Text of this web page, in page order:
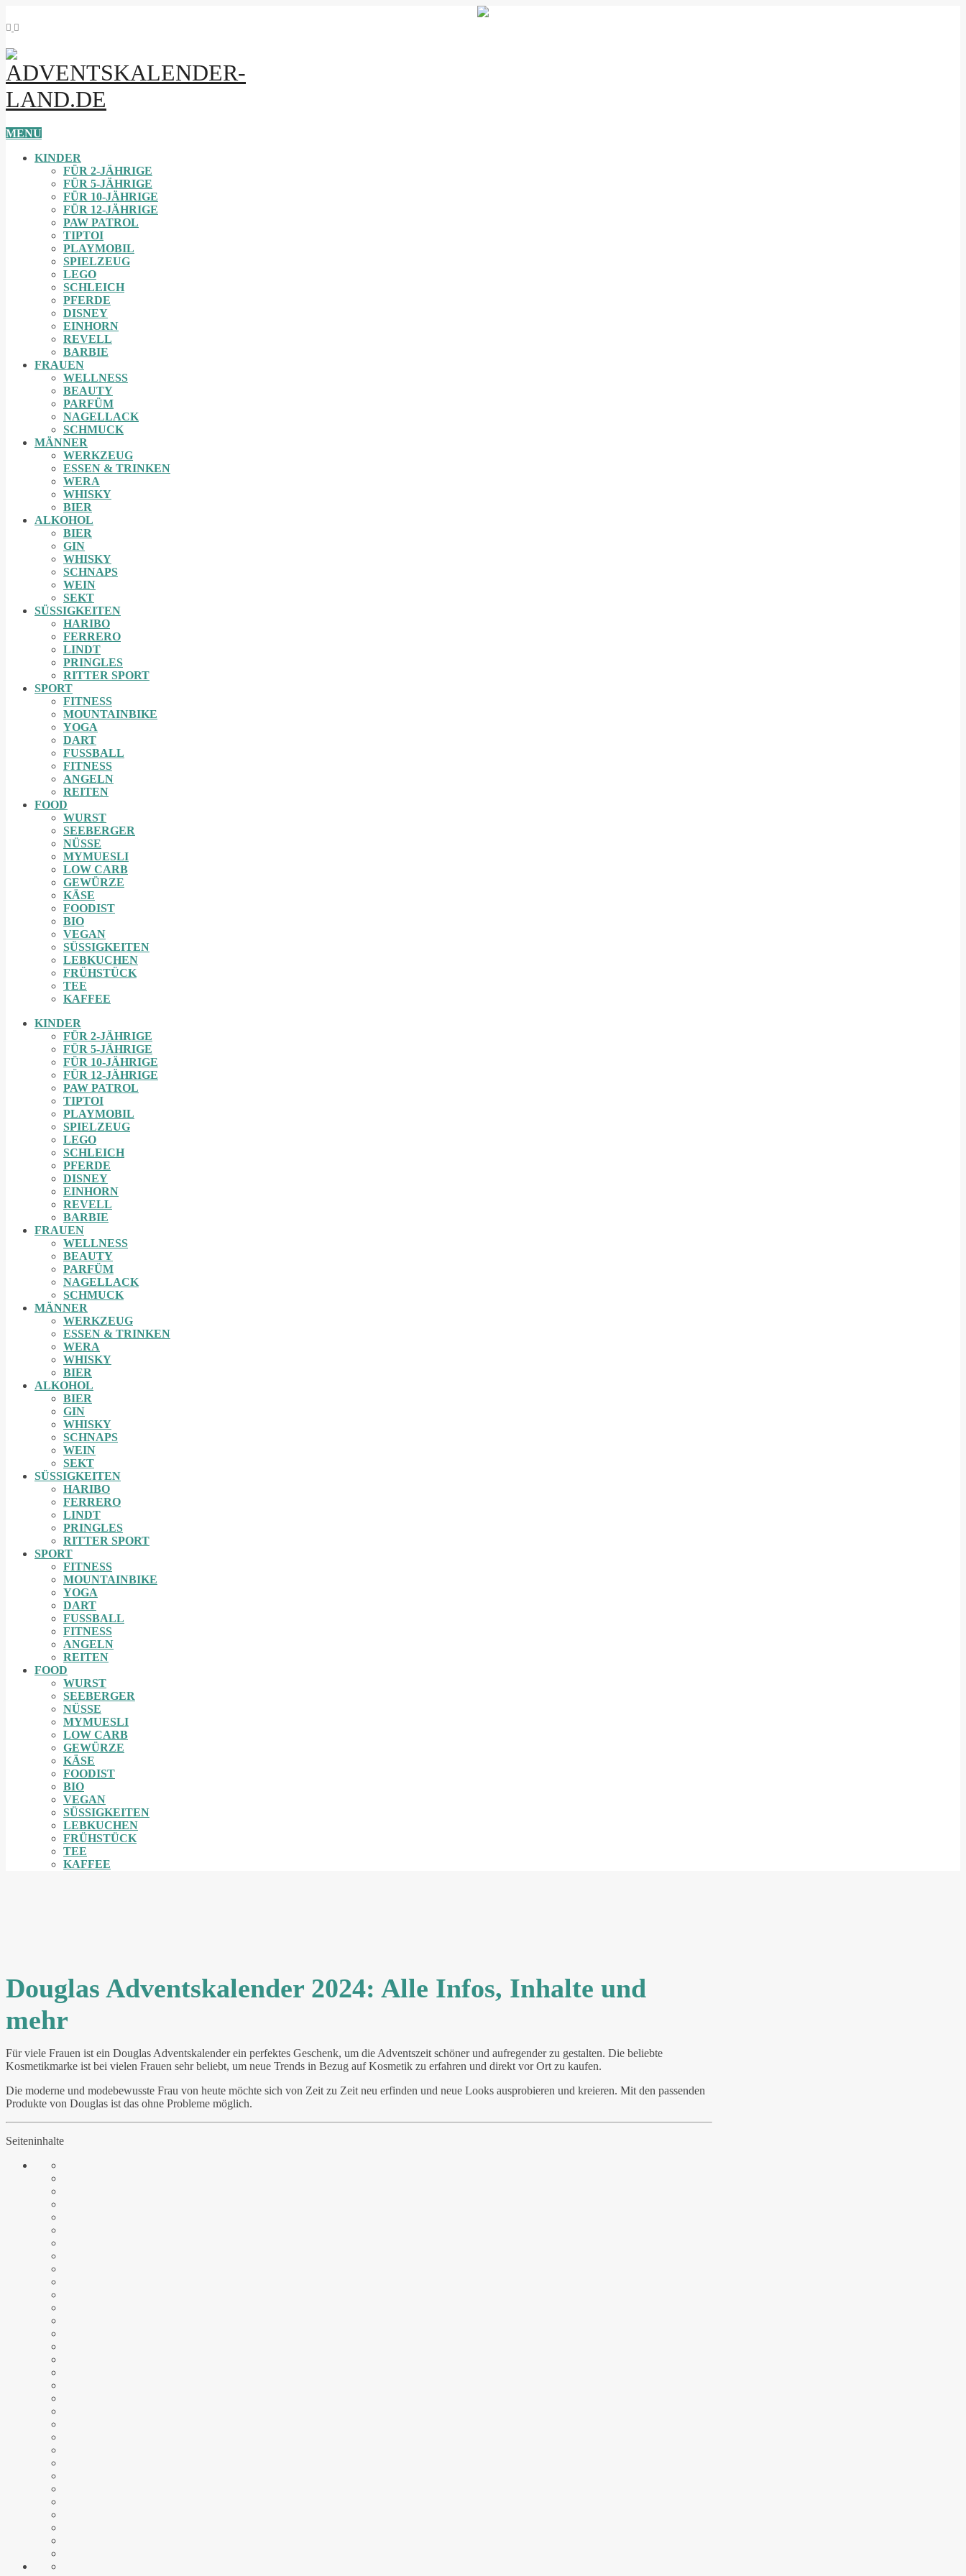
MENU
KINDER
FÜR 2-JÄHRIGE
FÜR 5-JÄHRIGE
FÜR 10-JÄHRIGE
FÜR 12-JÄHRIGE
PAW PATROL
TIPTOI
PLAYMOBIL
SPIELZEUG
LEGO
SCHLEICH
PFERDE
DISNEY
EINHORN
REVELL
BARBIE
FRAUEN
WELLNESS
BEAUTY
PARFÜM
NAGELLACK
SCHMUCK
MÄNNER
WERKZEUG
ESSEN & TRINKEN
WERA
WHISKY
BIER
ALKOHOL
BIER
GIN
WHISKY
SCHNAPS
WEIN
SEKT
SÜSSIGKEITEN
HARIBO
FERRERO
LINDT
PRINGLES
RITTER SPORT
SPORT
FITNESS
MOUNTAINBIKE
YOGA
DART
FUSSBALL
FITNESS
ANGELN
REITEN
FOOD
WURST
SEEBERGER
NÜSSE
MYMUESLI
LOW CARB
GEWÜRZE
KÄSE
FOODIST
BIO
VEGAN
SÜSSIGKEITEN
LEBKUCHEN
FRÜHSTÜCK
TEE
KAFFEE
KINDER
FÜR 2-JÄHRIGE
FÜR 5-JÄHRIGE
FÜR 10-JÄHRIGE
FÜR 12-JÄHRIGE
PAW PATROL
TIPTOI
PLAYMOBIL
SPIELZEUG
LEGO
SCHLEICH
PFERDE
DISNEY
EINHORN
REVELL
BARBIE
FRAUEN
WELLNESS
BEAUTY
PARFÜM
NAGELLACK
SCHMUCK
MÄNNER
WERKZEUG
ESSEN & TRINKEN
WERA
WHISKY
BIER
ALKOHOL
BIER
GIN
WHISKY
SCHNAPS
WEIN
SEKT
SÜSSIGKEITEN
HARIBO
FERRERO
LINDT
PRINGLES
RITTER SPORT
SPORT
FITNESS
MOUNTAINBIKE
YOGA
DART
FUSSBALL
FITNESS
ANGELN
REITEN
FOOD
WURST
SEEBERGER
NÜSSE
MYMUESLI
LOW CARB
GEWÜRZE
KÄSE
FOODIST
BIO
VEGAN
SÜSSIGKEITEN
LEBKUCHEN
FRÜHSTÜCK
TEE
KAFFEE
Douglas Adventskalender 2024: Alle Infos, Inhalte und
mehr
Für viele Frauen ist ein Douglas Adventskalender ein perfektes Geschenk, um die Adventszeit schöner und aufregender zu gestalten. Die beliebte
Kosmetikmarke ist bei vielen Frauen sehr beliebt, um neue Trends in Bezug auf Kosmetik zu erfahren und direkt vor Ort zu kaufen.
Die moderne und modebewusste Frau von heute möchte sich von Zeit zu Zeit neu erfinden und neue Looks ausprobieren und kreieren. Mit den passenden
Produkte von Douglas ist das ohne Probleme möglich.
Seiteninhalte